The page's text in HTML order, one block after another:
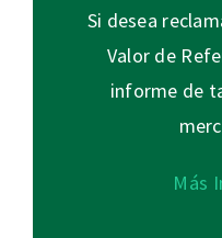
Si desea
Valor de
informe de
Más